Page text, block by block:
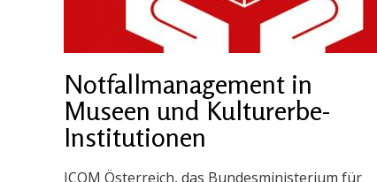
Notfallmanagement in
Museen und Kulturerbe-
Institutionen
ICOM Österreich, das Bundesministerium für